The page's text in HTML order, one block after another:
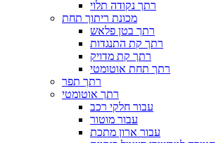
רתך נקודה תלוי
מכונת ריתוך תחת
רתך בטן פלאש
רתך קת התנגדות
רתך קת מדויק
רתך תחת אוטומטי
רתך תפר
רתך אוטומטי
עבור חלקי רכב
עבור מוטור
עבור ארון מתכת